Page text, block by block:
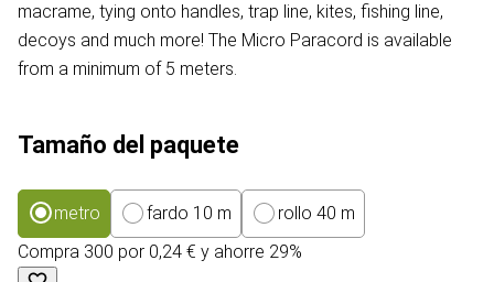
macrame, tying onto handles, trap line, kites, fishing line,
decoys and much more! The Micro Paracord is available
from a minimum of 5 meters.
Tamaño del paquete
metro fardo 10 m
rollo 40 m
Compra 300 por 0,24 € y ahorre 29%